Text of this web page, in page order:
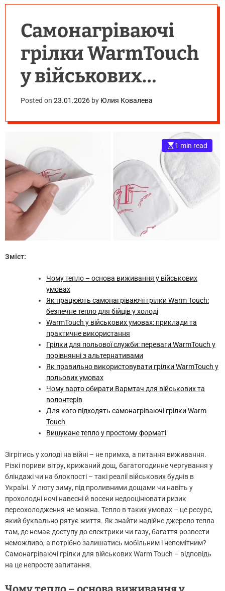
Самонагріваючі
грілки WarmTouch
у військових
умовах
Posted on 23.01.2026 by Юлия Ковалева
1 min read
Зміст:
Чому тепло – основа виживання у військових
умовах
Як працюють самонагріваючі грілки Warm Touch:
безпечне тепло для бійців у холоді
WarmTouch у військових умовах: приклади та
практичне використання
Грілки для польової служби: переваги WarmTouch у
порівнянні з альтернативами
Як правильно використовувати грілки WarmTouch у
польових умовах
Чому варто обирати Вармтач для військових та
волонтерів
Для кого підходять самонагріваючі грілки Warm
Touch
Вишукане тепло у простому форматі
Зігрітись у холоді на війні – не примха, а питання виживання.
Різкі пориви вітру, крижаний дощ, багатогодинне чергування у
бліндажі чи на блокпості – такі реалії військових буднів в
Україні. У люту зиму, під проливними дощами чи навіть у
прохолодні ночі навесні й восени недооцінювати ризик
переохолодження не можна. Тепло в таких умовах – це ресурс,
який буквально рятує життя. Як знайти надійне джерело тепла
там, де немає доступу до електрики чи газу, багаття розвести
неможливо, а потрібно залишатись мобільним і непомітним?
Самонагріваючі грілки для військових Warm Touch – відповідь
на це непросте запитання.